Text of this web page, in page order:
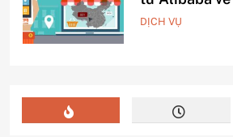
chọn đường
hàng không?
DỊCH VỤ